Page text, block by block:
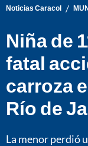
Noticias Caracol /
Niña de
fatal
carroza
Río de
La menor perdió